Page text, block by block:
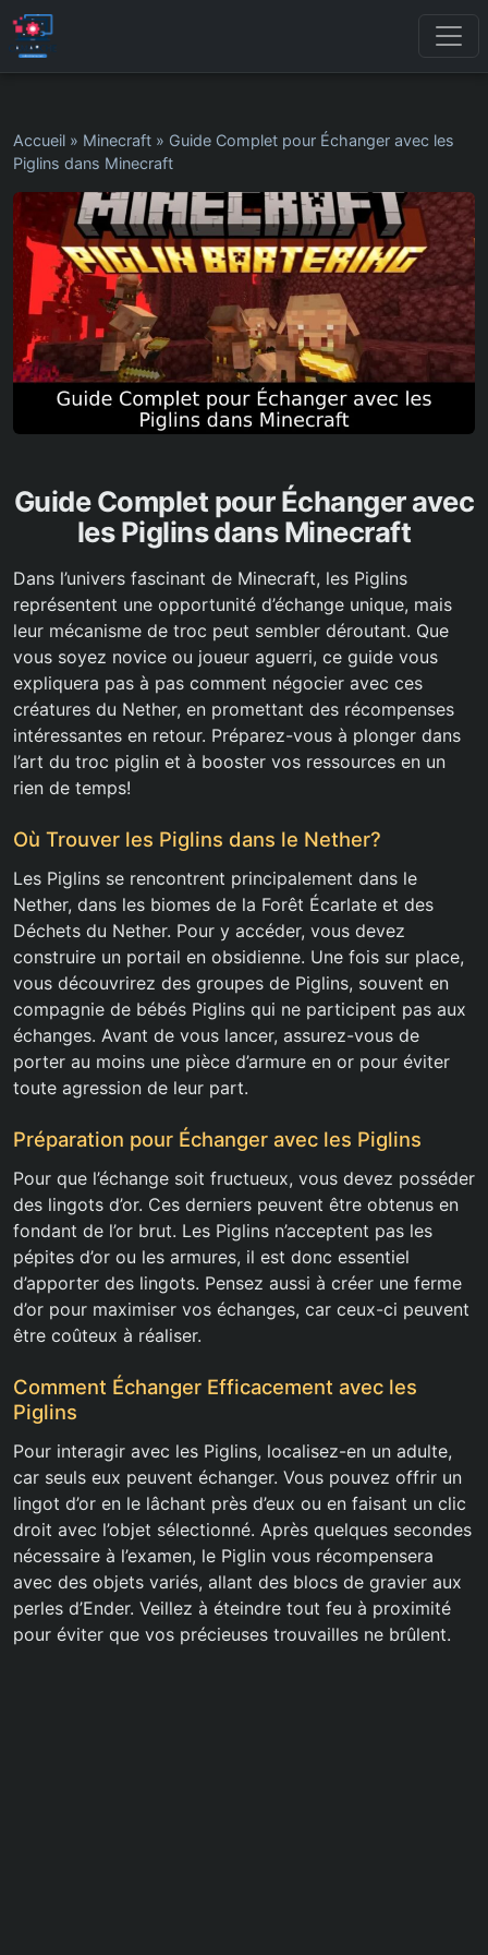
Accueil » Minecraft » Guide Complet pour Échanger avec les
Piglins dans Minecraft
Guide Complet pour Échanger avec
les Piglins dans Minecraft
Dans l’univers fascinant de Minecraft, les Piglins
représentent une opportunité d’échange unique, mais
leur mécanisme de troc peut sembler déroutant. Que
vous soyez novice ou joueur aguerri, ce guide vous
expliquera pas à pas comment négocier avec ces
créatures du Nether, en promettant des récompenses
intéressantes en retour. Préparez-vous à plonger dans
l’art du troc piglin et à booster vos ressources en un
rien de temps!
Où Trouver les Piglins dans le Nether?
Les Piglins se rencontrent principalement dans le
Nether, dans les biomes de la Forêt Écarlate et des
Déchets du Nether. Pour y accéder, vous devez
construire un portail en obsidienne. Une fois sur place,
vous découvrirez des groupes de Piglins, souvent en
compagnie de bébés Piglins qui ne participent pas aux
échanges. Avant de vous lancer, assurez-vous de
porter au moins une pièce d’armure en or pour éviter
toute agression de leur part.
Préparation pour Échanger avec les Piglins
Pour que l’échange soit fructueux, vous devez posséder
des lingots d’or. Ces derniers peuvent être obtenus en
fondant de l’or brut. Les Piglins n’acceptent pas les
pépites d’or ou les armures, il est donc essentiel
d’apporter des lingots. Pensez aussi à créer une ferme
d’or pour maximiser vos échanges, car ceux-ci peuvent
être coûteux à réaliser.
Comment Échanger Efficacement avec les
Piglins
Pour interagir avec les Piglins, localisez-en un adulte,
car seuls eux peuvent échanger. Vous pouvez offrir un
lingot d’or en le lâchant près d’eux ou en faisant un clic
droit avec l’objet sélectionné. Après quelques secondes
nécessaire à l’examen, le Piglin vous récompensera
avec des objets variés, allant des blocs de gravier aux
perles d’Ender. Veillez à éteindre tout feu à proximité
pour éviter que vos précieuses trouvailles ne brûlent.